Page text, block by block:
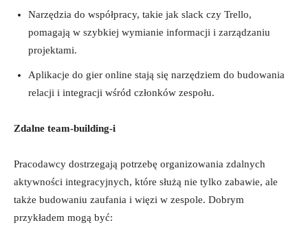
Narzędzia‍ do współpracy, takie jak slack czy Trello,
pomagają w szybkiej wymianie informacji i zarządzaniu
projektami.
Aplikacje do gier online stają⁢ się narzędziem do budowania
relacji i​ integracji wśród członków zespołu.
Zdalne team-building-i
Pracodawcy ⁣dostrzegają potrzebę⁢ organizowania zdalnych
aktywności integracyjnych, ​które służą nie tylko zabawie, ale
także budowaniu zaufania i więzi w ​zespole. Dobrym
⁣przykładem mogą być: